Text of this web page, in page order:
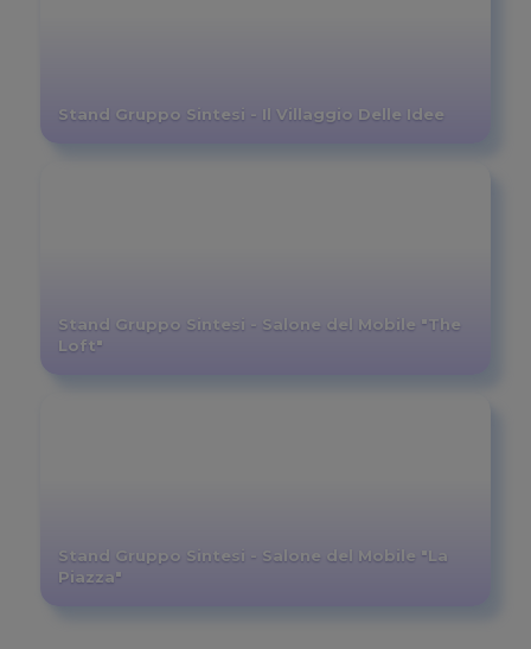
Stand Gruppo Sintesi - Il Villaggio Delle Idee
Stand Gruppo Sintesi - Salone del Mobile "The
Loft"
Stand Gruppo Sintesi - Salone del Mobile "La
Piazza"